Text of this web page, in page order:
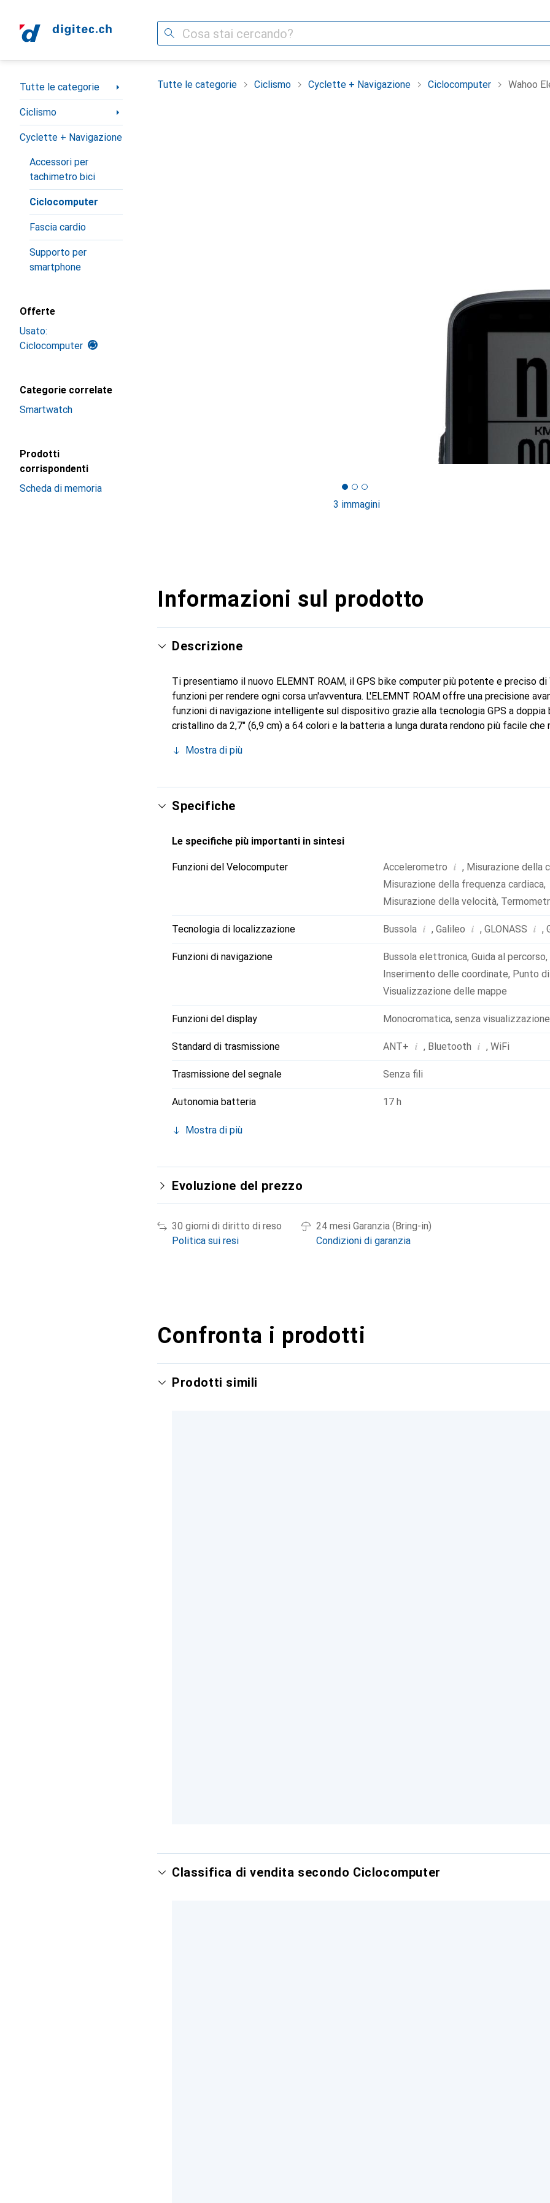
Cerca
Categoria Navigazione
Tutte le categorie
Ciclismo
Cyclette + Navigazione
Accessori per
tachimetro bici
Ciclocomputer
Fascia cardio
Supporto per
smartphone
Offerte
Usato:
Ciclocomputer
Categorie correlate
Smartwatch
Prodotti
corrispondenti
Scheda di memoria
Tutte le categorie Ciclismo Cyclette + Navigazione Ciclocomputer Wahoo
3 immagini
Informazioni sul prodotto
Descrizione
Ti presentiamo il nuovo ELEMNT ROAM, il GPS bike computer più potente e preciso di
funzioni per rendere ogni corsa un'avventura. L'ELEMNT ROAM offre una precisione
funzioni di navigazione intelligente sul dispositivo grazie alla tecnologia GPS a doppia
cristallino da 2,7" (6,9 cm) a 64 colori e la batteria a lunga durata rendono più facile che
Contenuto della fornitura - In dotazione: cavo USB-C Caratteristiche - Capacità di
e caratteristiche - Cadenza: aggiornabile - Funzione: funzione di backup - Funzione di
media - Funzioni temporali: Data - Altre funzioni: temperatura attuale - Funzioni di
frequenza cardiaca media - Misurazione della potenza: potenza attuale - Funzioni del
altitudine attuale Alimentazione - Temperatura di funzionamento (°C): -20 - 70 - Tipo di
a colori - Diagonale del display: 2.Alloggiamento da 7 pollici - Idrorepellente
dispositivo: Dispositivo portatile con visualizzazione della mappa - Uso previsto:
Mostra di più
Specifiche
Le specifiche più importanti in sintesi
Funzioni del Velocomputer Accelerometro i , Misurazione della
Misurazione della frequenza cardiaca,
Misurazione della velocità,
Tecnologia di localizzazione Bussola i , Galileo i , GLONASS i ,
Funzioni di navigazione Bussola elettronica, Guida al percorso,
Inserimento delle coordinate, Punto
Visualizzazione delle mappe
Funzioni del display Monocromatica, senza
Standard di trasmissione ANT+ i , Bluetooth i , WiFi
Trasmissione del segnale Senza fili
Autonomia batteria 17 h
Mostra di più
Evoluzione del prezzo
30 giorni di diritto di reso
Politica sui resi
24 mesi Garanzia (Bring-in)
Condizioni di garanzia
Confronta i prodotti
Prodotti simili
Classifica di vendita secondo Ciclocomputer